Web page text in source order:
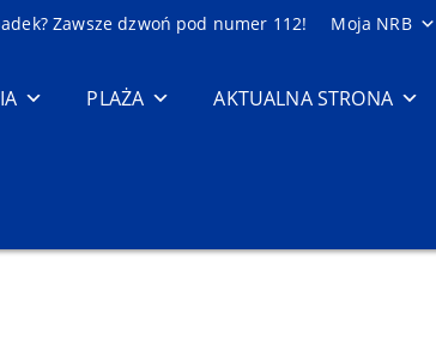
Zawsze dzwoń pod numer 112! Moja NRB
PLAŻA AKTUALNA STRONA